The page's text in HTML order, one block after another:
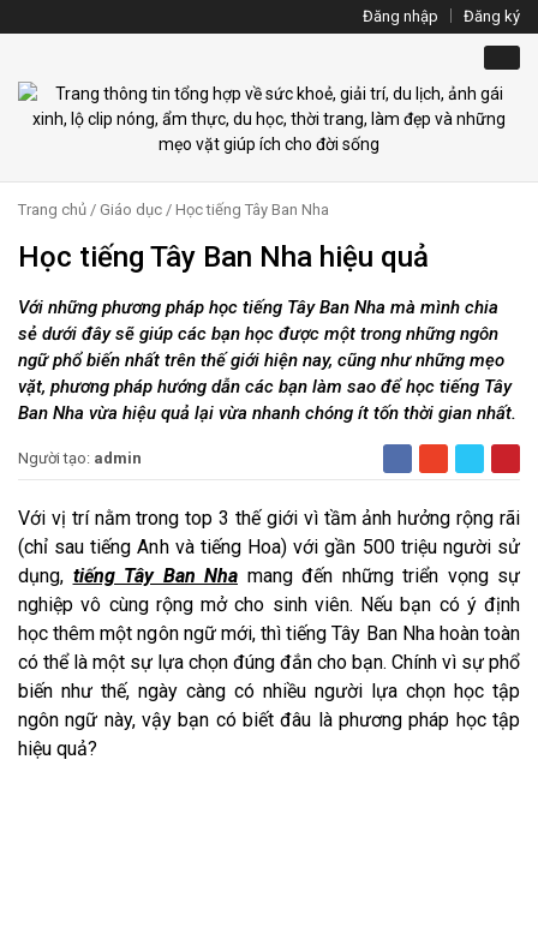
Đăng nhập Đăng ký
Trang chủ / Giáo dục / Học tiếng Tây Ban Nha
Học tiếng Tây Ban Nha hiệu quả
Với những phương pháp học tiếng Tây Ban Nha mà mình chia
sẻ dưới đây sẽ giúp các bạn học được một trong những ngôn
ngữ phổ biến nhất trên thế giới hiện nay, cũng như những mẹo
vặt, phương pháp hướng dẫn các bạn làm sao để học tiếng Tây
Ban Nha vừa hiệu quả lại vừa nhanh chóng ít tốn thời gian nhất.
Người tạo: admin
Với vị trí nằm trong top 3 thế giới vì tầm ảnh hưởng rộng rãi
(chỉ sau tiếng Anh và tiếng Hoa) với gần 500 triệu người sử
dụng, tiếng Tây Ban Nha mang đến những triển vọng sự
nghiệp vô cùng rộng mở cho sinh viên. Nếu bạn có ý định
học thêm một ngôn ngữ mới, thì tiếng Tây Ban Nha hoàn toàn
có thể là một sự lựa chọn đúng đắn cho bạn. Chính vì sự phổ
biến như thế, ngày càng có nhiều người lựa chọn học tập
ngôn ngữ này, vậy bạn có biết đâu là phương pháp học tập
hiệu quả?